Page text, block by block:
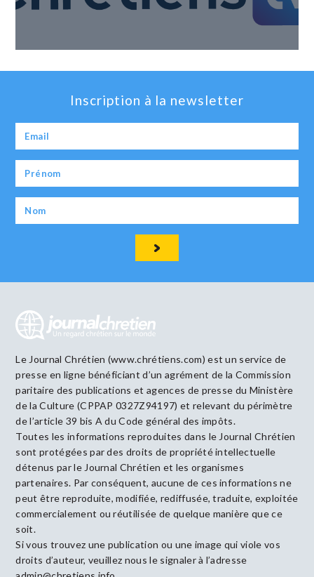
Inscription à la newsletter
Le Journal Chrétien (www.chrétiens.com) est un service de
presse en ligne bénéficiant d’un agrément de la Commission
paritaire des publications et agences de presse du Ministère
de la Culture (CPPAP 0327Z94197) et relevant du périmètre
de l’article 39 bis A du Code général des impôts.
Toutes les informations reproduites dans le Journal Chrétien
sont protégées par des droits de propriété intellectuelle
détenus par le Journal Chrétien et les organismes
partenaires. Par conséquent, aucune de ces informations ne
peut être reproduite, modifiée, rediffusée, traduite, exploitée
commercialement ou réutilisée de quelque manière que ce
soit.
Si vous trouvez une publication ou une image qui viole vos
droits d’auteur, veuillez nous le signaler à l’adresse